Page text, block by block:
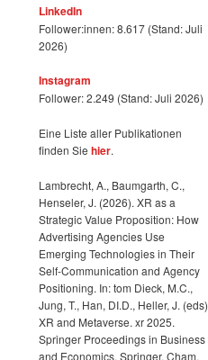
LinkedIn
Follower:innen: 8.617 (Stand: Juli
2026)
Instagram
Follower: 2.249 (Stand: Juli 2026)
Eine Liste aller Publikationen
finden Sie hier.
Lambrecht, A., Baumgarth, C.,
Henseler, J. (2026). XR as a
Strategic Value Proposition: How
Advertising Agencies Use
Emerging Technologies in Their
Self-Communication and Agency
Positioning. In: tom Dieck, M.C.,
Jung, T., Han, DI.D., Heller, J. (eds)
XR and Metaverse. xr 2025.
Springer Proceedings in Business
and Economics. Springer, Cham,